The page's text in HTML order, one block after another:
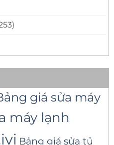
giá sửa máy
máy lạnh
Bảng giá sửa tủ